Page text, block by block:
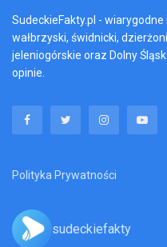
SudeckieFakty.pl -
wałbrzyski, świdnicki,
jeleniogórskie oraz Dolny
opinie.
Polityka Prywatności
sudeckiefakty